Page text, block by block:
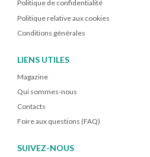
Politique de confidentialité
Politique relative aux cookies
Conditions générales
LIENS UTILES
Magazine
Qui sommes-nous
Contacts
Foire aux questions (FAQ)
SUIVEZ-NOUS